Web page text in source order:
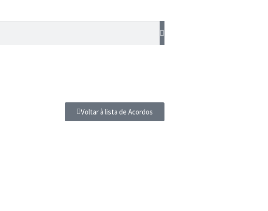
Voltar à lista de Acordos